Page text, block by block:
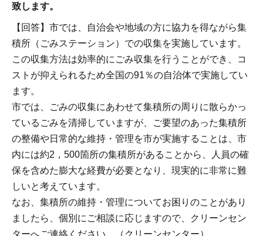
致します。
【回答】市では、自治会や地域の方に協力を得ながら集
積所（ごみステーション）での収集を実施しています。
この収集方法は効率的にごみ収集を行うことができ、コ
ストが抑えられるため全国の91％の自治体で実施してい
ます。
市では、ごみの収集にあわせて集積所の周りに散らかっ
ているごみを清掃していますが、ご要望のあった集積所
の整備や日常的な維持・管理を市が実施することは、市
内には約2，500箇所の集積所があることから、人員の確
保を含めた膨大な経費が必要となり、現実的に非常に難
しいと考えています。
なお、集積所の維持・管理についてお困りのことがあり
ましたら、個別にご相談に応じますので、クリーンセン
ターへご連絡ください。（クリーンセンター）